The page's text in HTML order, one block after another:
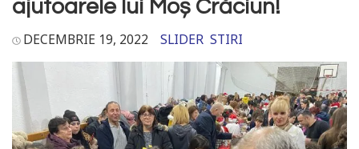
ajutoarele lui Moș Crăciun!
DECEMBRIE 19, 2022 SLIDER STIRI